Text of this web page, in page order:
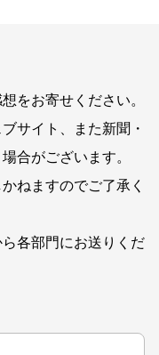
をお寄せください。
サイト、また新聞・
合がございます。
ねますのでご了承く
ら各部門にお送りくだ